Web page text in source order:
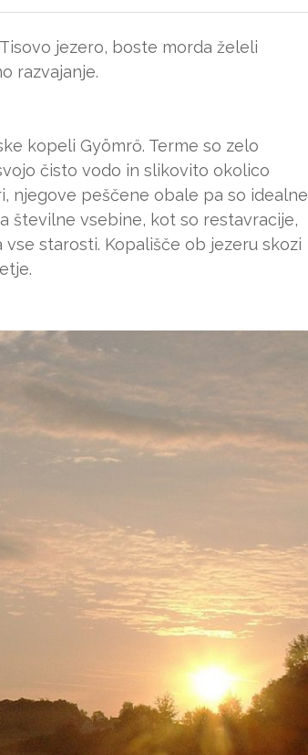
jezero, boste morda želeli
razvajanje.
kopeli Gyömrő. Terme so zelo
čisto vodo in slikovito okolico
njegove peščene obale pa so idealne
številne vsebine, kot so restavracije,
starosti. Kopališče ob jezeru skozi